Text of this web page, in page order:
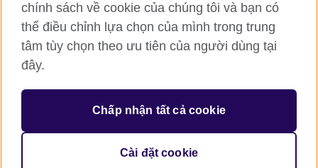
Sơ đồ trang
© 2026 British Council
British Council (Viet Nam) LLC (
(0)24 37281920; email: bchanoi@britishcouncil.org.vn) is a
subsidiary of the British Council which is the United Kingdom’s
opportunities.
chính sách về cookie của chúng tôi và bạn có
thể điều chỉnh lựa chọn của mình trong trung
tâm tùy chọn theo ưu tiên của người dùng tại
đây.
Chấp nhận tất cả cookie
Cài đặt cookie